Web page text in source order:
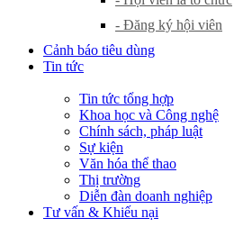
- Đăng ký hội viên
Cảnh báo tiêu dùng
Tin tức
Tin tức tổng hợp
Khoa học và Công nghệ
Chính sách, pháp luật
Sự kiện
Văn hóa thể thao
Thị trường
Diễn đàn doanh nghiệp
Tư vấn & Khiếu nại